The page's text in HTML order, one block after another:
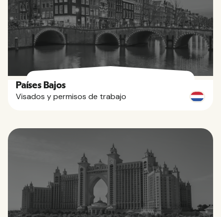
Países Bajos
Visados y permisos de trabajo